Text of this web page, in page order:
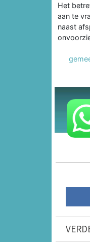
Het
aan te
naast